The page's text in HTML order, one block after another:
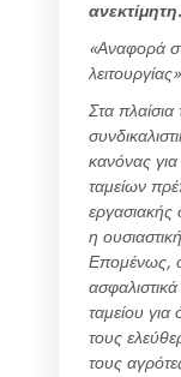
ανεκτίμητη.
«Αναφορά
Στα πλαίσια
κανόνας
ταμείων
η
Επομένως,
ταμείου
τους
τους